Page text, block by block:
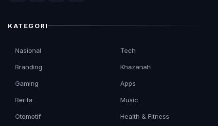
KATEGORI
Nasional
Branding
Gaming
Berita
Otomotif
Tech
Khazanah
Apps
Music
Health & Fitness